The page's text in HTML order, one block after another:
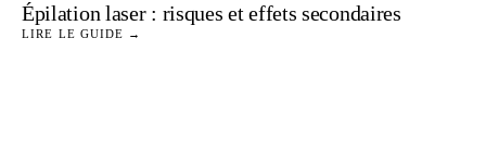
Épilation laser : risques et effets secondaires
LIRE LE GUIDE →